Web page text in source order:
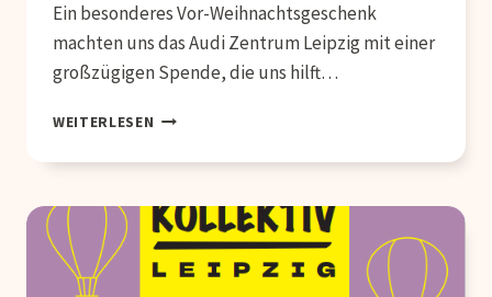
Ein besonderes Vor-Weihnachtsgeschenk
machten uns das Audi Zentrum Leipzig mit einer
großzügigen Spende, die uns hilft…
WEITERLESEN SPENDE
AUDI